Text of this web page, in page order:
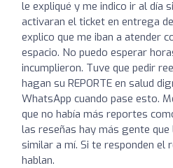
le expliqué y me indico ir al día
activaran el ticket en entrega
explico que me iban a atender
espacio. No puedo esperar
incumplieron. Tuve que pedir
hagan su REPORTE en salud
WhatsApp cuando pase esto.
que no había más reportes
las reseñas hay más gente
similar a mí. Si te responden el
hablan.